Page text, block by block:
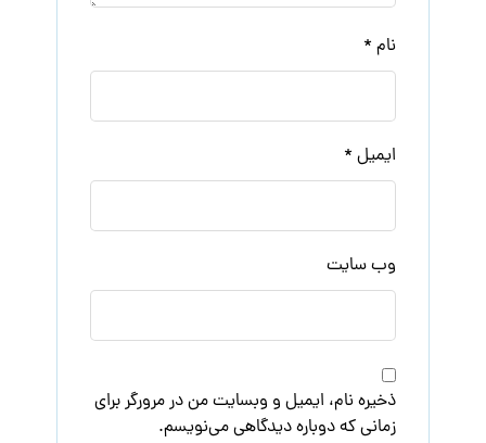
نام *
ایمیل *
وب‌ سایت
ذخیره نام، ایمیل و وبسایت من در مرورگر برای
زمانی که دوباره دیدگاهی می‌نویسم.